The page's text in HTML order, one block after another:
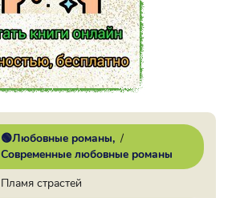
🟢Любовные романы /
Современные любовные романы
Пламя страстей